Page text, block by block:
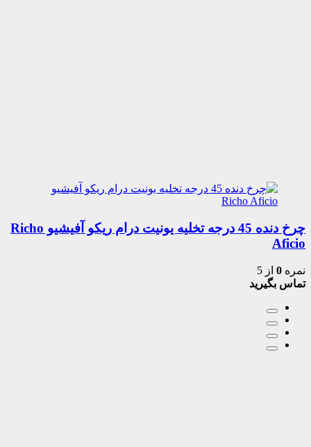
چرخ دنده 45 درجه تخلیه یونیت درام ریکو آفیشیو Richo
Aficio
نمره 0 از 5
تماس بگیرید